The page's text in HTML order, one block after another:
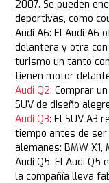
2007. Se pueden
deportivas, como
Audi A6: El Audi A6
delantera y otra
turismo un tanto
tienen motor
Audi Q2: Comprar
SUV de diseño
Audi Q3: El SUV A3
tiempo antes de
alemanes: BMW X1,
Audi Q5: El Audi Q5
la compañía lleva